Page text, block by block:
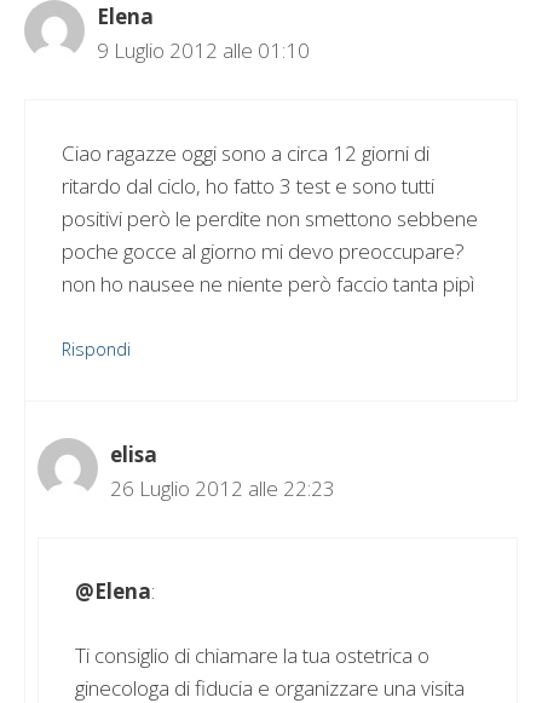
Elena
9 Luglio 2012 alle 01:10
Ciao ragazze oggi sono a circa 12 giorni di
ritardo dal ciclo, ho fatto 3 test e sono tutti
positivi però le perdite non smettono sebbene
poche gocce al giorno mi devo preoccupare?
non ho nausee ne niente però faccio tanta pipì
Rispondi
elisa
26 Luglio 2012 alle 22:23
@Elena:
Ti consiglio di chiamare la tua ostetrica o
ginecologa di fiducia e organizzare una visita